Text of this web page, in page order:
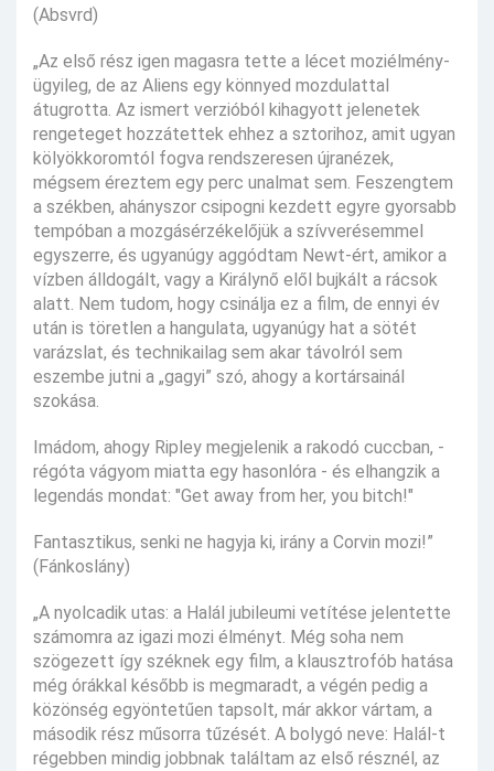
(Absvrd)
„Az első rész igen magasra tette a lécet moziélmény-
ügyileg, de az Aliens egy könnyed mozdulattal
átugrotta. Az ismert verzióból kihagyott jelenetek
rengeteget hozzátettek ehhez a sztorihoz, amit ugyan
kölyökkoromtól fogva rendszeresen újranézek,
mégsem éreztem egy perc unalmat sem. Feszengtem
a székben, ahányszor csipogni kezdett egyre gyorsabb
tempóban a mozgásérzékelőjük a szívverésemmel
egyszerre, és ugyanúgy aggódtam Newt-ért, amikor a
vízben álldogált, vagy a Királynő elől bujkált a rácsok
alatt. Nem tudom, hogy csinálja ez a film, de ennyi év
után is töretlen a hangulata, ugyanúgy hat a sötét
varázslat, és technikailag sem akar távolról sem
eszembe jutni a „gagyi” szó, ahogy a kortársainál
szokása.
Imádom, ahogy Ripley megjelenik a rakodó cuccban, -
régóta vágyom miatta egy hasonlóra - és elhangzik a
legendás mondat: "Get away from her, you bitch!"
Fantasztikus, senki ne hagyja ki, irány a Corvin mozi!”
(Fánkoslány)
„A nyolcadik utas: a Halál jubileumi vetítése jelentette
számomra az igazi mozi élményt. Még soha nem
szögezett így széknek egy film, a klausztrofób hatása
még órákkal később is megmaradt, a végén pedig a
közönség egyöntetűen tapsolt, már akkor vártam, a
második rész műsorra tűzését. A bolygó neve: Halál-t
régebben mindig jobbnak találtam az első résznél, az